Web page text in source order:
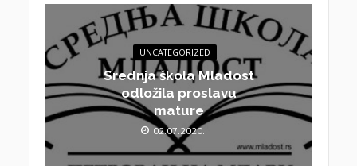
UNCATEGORIZED
Srednja škola Mladost
odložila proslavu
mature
02.07.2020.